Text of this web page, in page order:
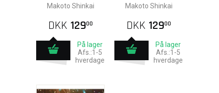
Makoto Shinkai
DKK 12900
På lager
Afs.:1-5
hverdage
Makoto Shinkai
DKK 12900
På lager
Afs.:1-5
hverdage